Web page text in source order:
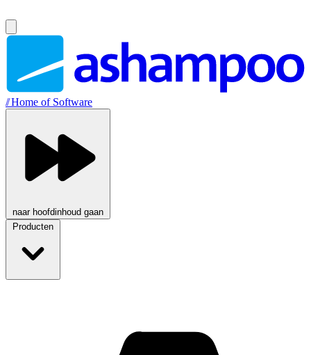
//Home of Software
naar hoofdinhoud gaan
Producten